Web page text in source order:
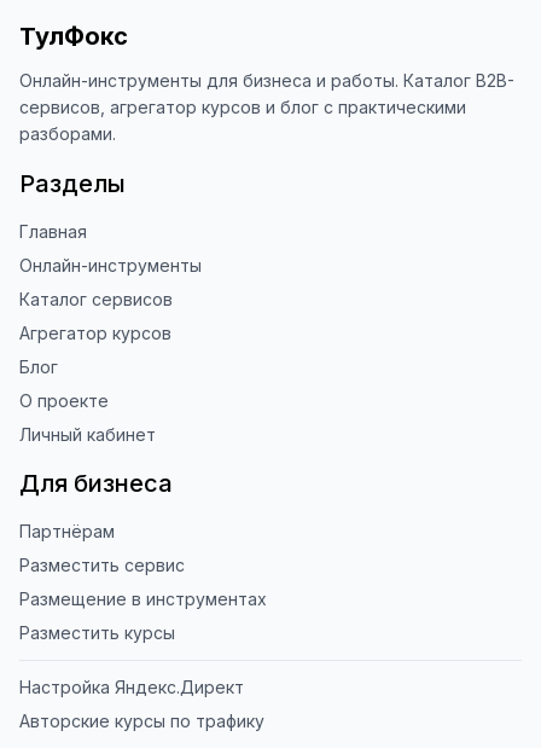
ТулФокс
Онлайн-инструменты для бизнеса и работы. Каталог B2B-
сервисов, агрегатор курсов и блог с практическими
разборами.
Разделы
Главная
Онлайн-инструменты
Каталог сервисов
Агрегатор курсов
Блог
О проекте
Личный кабинет
Для бизнеса
Партнёрам
Разместить сервис
Размещение в инструментах
Разместить курсы
Настройка Яндекс.Директ
Авторские курсы по трафику